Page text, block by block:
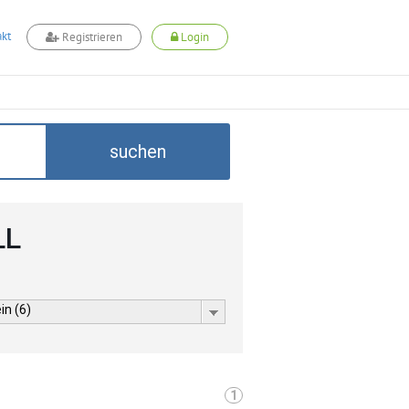
Registrieren Login
suchen
(6)
1